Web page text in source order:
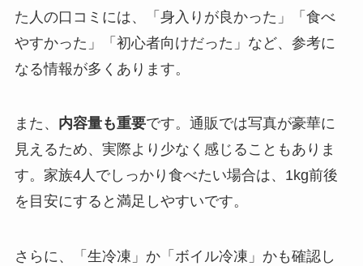
た人の口コミには、「身入りが良かった」「食べ
やすかった」「初心者向けだった」など、参考に
なる情報が多くあります。
また、 内容量も重要です。通販では写真が豪華に
見えるため、実際より少なく感じることもありま
す。家族4人でしっかり食べたい場合は、1kg前後
を目安にすると満足しやすいです。
さらに、「生冷凍」か「ボイル冷凍」かも確認し